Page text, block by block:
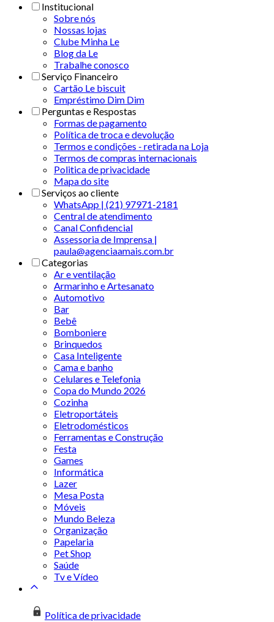
Institucional
Sobre nós
Nossas lojas
Clube Minha Le
Blog da Le
Trabalhe conosco
Serviço Financeiro
Cartão Le biscuit
Empréstimo Dim Dim
Perguntas e Respostas
Formas de pagamento
Política de troca e devolução
Termos e condições - retirada na Loja
Termos de compras internacionais
Politica de privacidade
Mapa do site
Serviços ao cliente
WhatsApp | (21) 97971-2181
Central de atendimento
Canal Confidencial
Assessoria de Imprensa |
paula@agenciaamais.com.br
Categorias
Ar e ventilação
Armarinho e Artesanato
Automotivo
Bar
Bebê
Bomboniere
Brinquedos
Casa Inteligente
Cama e banho
Celulares e Telefonia
Copa do Mundo 2026
Cozinha
Eletroportáteis
Eletrodomésticos
Ferramentas e Construção
Festa
Games
Informática
Lazer
Mesa Posta
Móveis
Mundo Beleza
Organização
Papelaria
Pet Shop
Saúde
Tv e Vídeo
Política de privacidade